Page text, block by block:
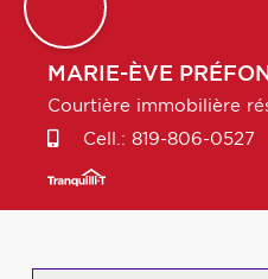
MARIE-ÈVE
Courtière immobilière
Cell.: 819-806-0527